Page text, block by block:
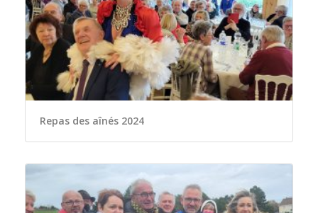
Repas des aînés 2024